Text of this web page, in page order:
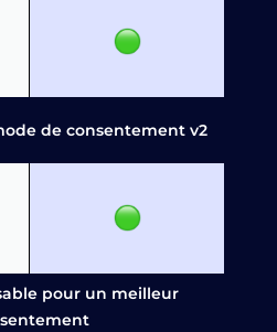
de consentement v2
pour un meilleur